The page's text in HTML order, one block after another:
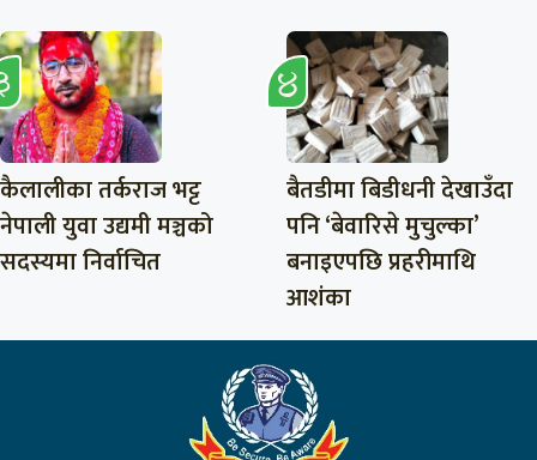
कैलालीका तर्कराज भट्ट
नेपाली युवा उद्यमी मञ्चको
सदस्यमा निर्वाचित
बैतडीमा बिडीधनी देखाउँदा
पनि ‘बेवारिसे मुचुल्का’
बनाइएपछि प्रहरीमाथि
आशंका